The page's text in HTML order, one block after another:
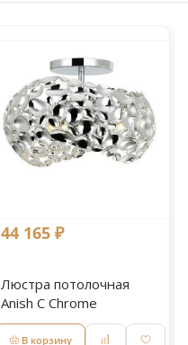
44 165 ₽
Люстра потолочная
Anish С Chrome
В корзину